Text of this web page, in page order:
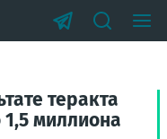
теракта
миллиона